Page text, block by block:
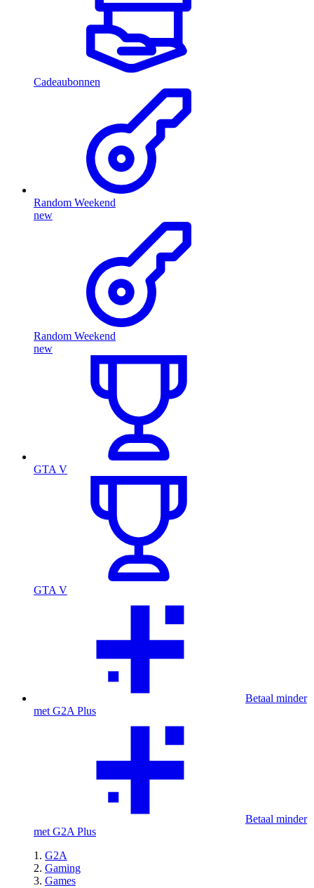
Cadeaubonnen
Random Weekend
new
Random Weekend
new
GTA V
GTA V
Betaal minder
met G2A Plus
Betaal minder
met G2A Plus
G2A
Gaming
Games